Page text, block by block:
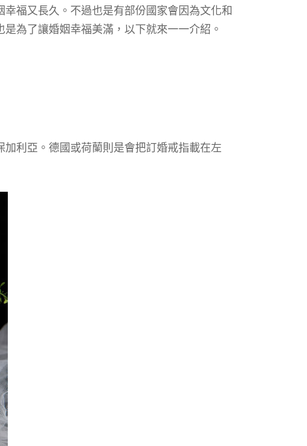
福又長久。不過也是有部份國家會因為文化和
為了讓婚姻幸福美滿，以下就來一一介紹。
利亞。德國或荷蘭則是會把訂婚戒指載在左